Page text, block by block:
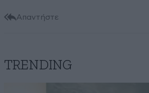
Απαντήστε
TRENDING